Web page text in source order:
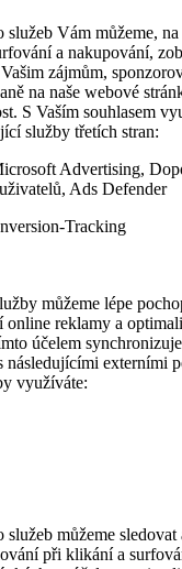
služeb Vám můžeme, na
a nakupování,
zájmům,
na naše webové
S Vaším souhlasem
služby třetích stran:
Advertising,
Ads Defender
Tracking
můžeme lépe
online reklamy a
účelem
následujícími externími
využíváte:
služeb můžeme sledovat
při klikání a